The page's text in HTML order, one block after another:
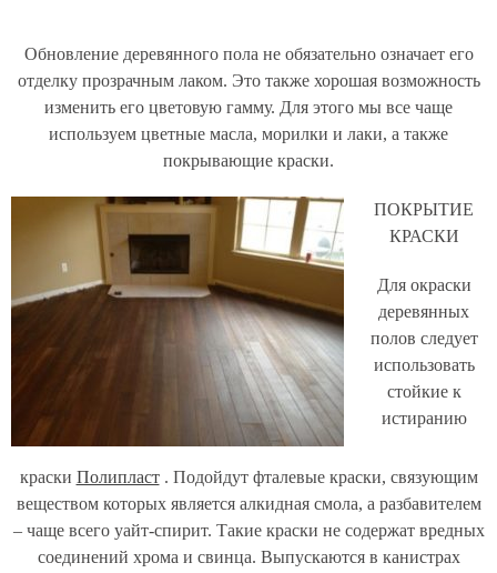
Обновление деревянного пола не обязательно означает его
отделку прозрачным лаком. Это также хорошая возможность
изменить его цветовую гамму. Для этого мы все чаще
используем цветные масла, морилки и лаки, а также
покрывающие краски.
ПОКРЫТИЕ
КРАСКИ
Для окраски
деревянных
полов следует
использовать
стойкие к
истиранию
краски Полипласт. Подойдут фталевые краски, связующим
веществом которых является алкидная смола, а разбавителем
– чаще всего уайт-спирит. Такие краски не содержат вредных
соединений хрома и свинца. Выпускаются в канистрах